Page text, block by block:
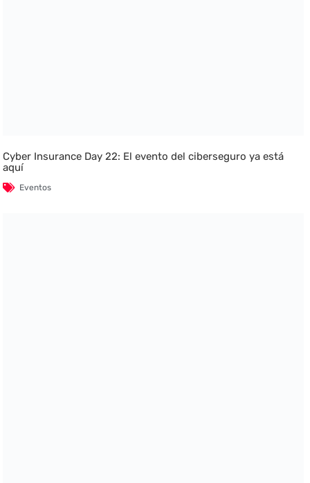
Cyber Insurance Day 22: El evento del ciberseguro ya está
aquí
Eventos